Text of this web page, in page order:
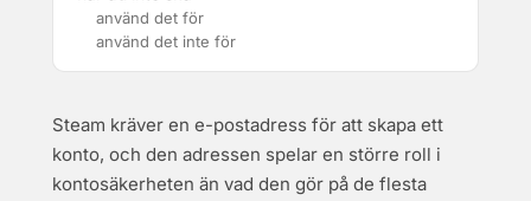
använd det för
använd det inte för
Steam kräver en e-postadress för att skapa ett
konto, och den adressen spelar en större roll i
kontosäkerheten än vad den gör på de flesta